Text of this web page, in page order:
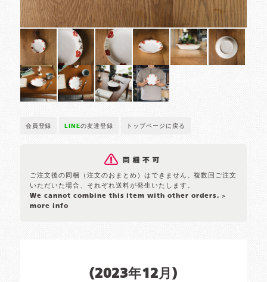
会員登録 LINEの友達登録 トップページに戻る
ご注文後の同梱（注文のおまとめ）はできません。複数回ご注文
いただいた場合、それぞれ送料が発生いたします。
We cannot combine this item with other orders. >
more info
(2023年12月)